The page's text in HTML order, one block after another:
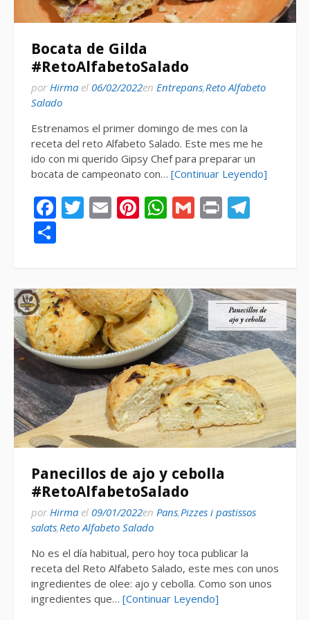
Bocata de Gilda
#RetoAlfabetoSalado
por Hirma el 06/02/2022en Entrepans,Reto Alfabeto
Salado
Estrenamos el primer domingo de mes con la
receta del reto Alfabeto Salado. Este mes me he
ido con mi querido Gipsy Chef para preparar un
bocata de campeonato con… [Continuar Leyendo]
Facebook
Twitter
EmailPinterest
WhatsApp
Gmail
Print
Panecillos de ajo y cebolla
#RetoAlfabetoSalado
por Hirma el 09/01/2022en Pans,Pizzes i pastissos
salats,Reto Alfabeto Salado
No es el día habitual, pero hoy toca publicar la
receta del Reto Alfabeto Salado, este mes con unos
ingredientes de olee: ajo y cebolla. Como son unos
ingredientes que… [Continuar Leyendo]